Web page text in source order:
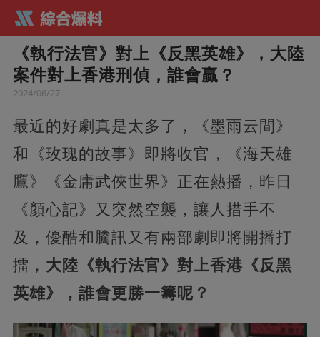
《執行法官》對上《反黑英雄》，大陸
案件對上香港刑偵，誰會贏？
2024/06/27
最近的好劇真是太多了，《墨雨云間》
和《玫瑰的故事》即將收官，《海天雄
鷹》《金庸武俠世界》正在熱播，昨日
《顏心記》又突然空襲，讓人措手不
及，優酷和騰訊又有兩部劇即將開播打
擂， 大陸《執行法官》對上香港《反黑
英雄》，誰會更勝一籌呢？